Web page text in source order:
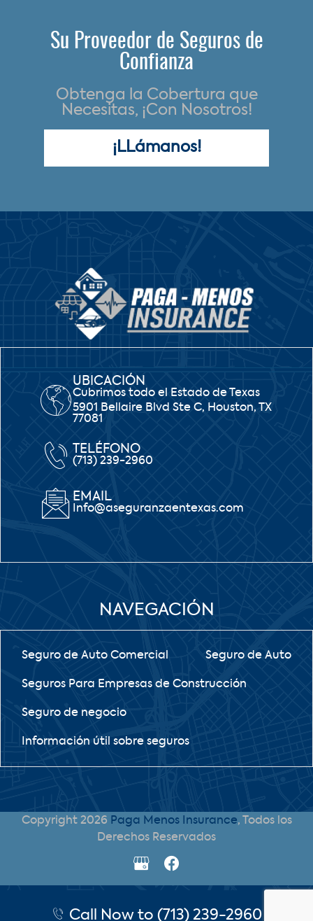
Su Proveedor de Seguros de
Confianza
Obtenga la Cobertura que
Necesitas, ¡Con Nosotros!
¡LLámanos!
UBICACIÓN
Cubrimos todo el Estado de Texas
5901 Bellaire Blvd Ste C, Houston, TX
77081
TELÉFONO
(713) 239-2960
EMAIL
Info@aseguranzaentexas.com
NAVEGACIÓN
Seguro de Auto Comercial Seguro de Auto
Seguros Para Empresas de Construcción
Seguro de negocio
Información útil sobre seguros
Copyright 2026 Paga Menos Insurance, Todos los
Derechos Reservados
Call Now to (713) 239-2960